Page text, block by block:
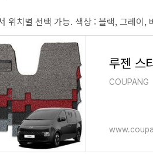
위치별 선택 가능. 색상 : 블랙, 그레이
루젠 스
COUPANG